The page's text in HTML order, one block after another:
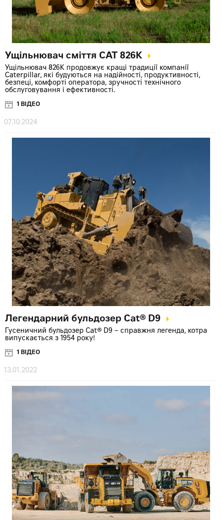
Ущільнювач сміття CAT 826K
Ущільнювач 826K продовжує кращі традиції компанії
Caterpillar, які будуються на надійності, продуктивності,
безпеці, комфорті оператора, зручності технічного
обслуговування і ефективності.
1 ВІДЕО
07.10.2024
Легендарний бульдозер Cat® D9
Гусеничний бульдозер Cat® D9 – справжня легенда, котра
випускається з 1954 року!
1 ВІДЕО
13.01.2022